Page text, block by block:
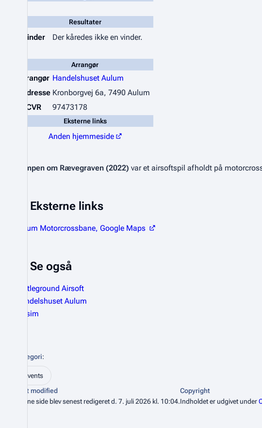
Resultater
Vinder Der kåredes ikke en vinder.
Arrangør
Arrangør Handelshuset Aulum
Addresse Kronborgvej 6a, 7490 Aulum
CVR
97473178
Eksterne links
Anden hjemmeside
Kampen om Rævegraven (2022) var et airsoftspil afholdt på
Eksterne links
Aulum Motorcrossbane, Google Maps
Se også
Battleground Airsoft
Handelshuset Aulum
Milsim
Kategori:
Events
Last modified
Denne side blev senest redigeret d. 7. juli 2026 kl. 10:04.
Copyright
Indholdet er udgivet under